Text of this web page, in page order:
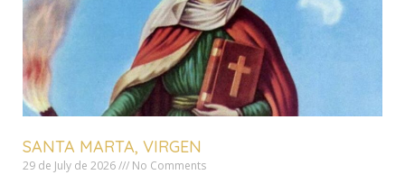
SANTA MARTA, VIRGEN
29 de July de 2026 No Comments